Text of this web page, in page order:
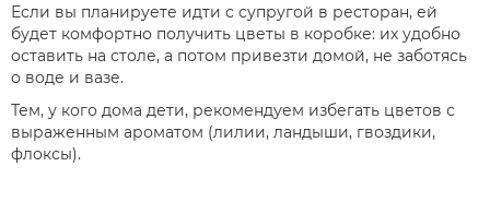
Если вы планируете идти с супругой в ресторан, ей
будет комфортно получить цветы в коробке: их удобно
оставить на столе, а потом привезти домой, не заботясь
о воде и вазе.
Тем, у кого дома дети, рекомендуем избегать цветов с
выраженным ароматом (лилии, ландыши, гвоздики,
флоксы).